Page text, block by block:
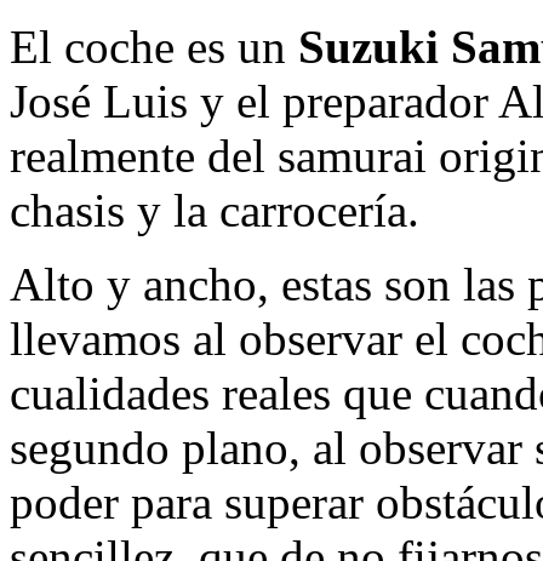
El coche es un Suzuki
José Luis y el preparador
realmente del samurai
chasis y la carrocería.
Alto y ancho, estas son las
llevamos al observar el
cualidades reales que
segundo plano, al
poder para superar